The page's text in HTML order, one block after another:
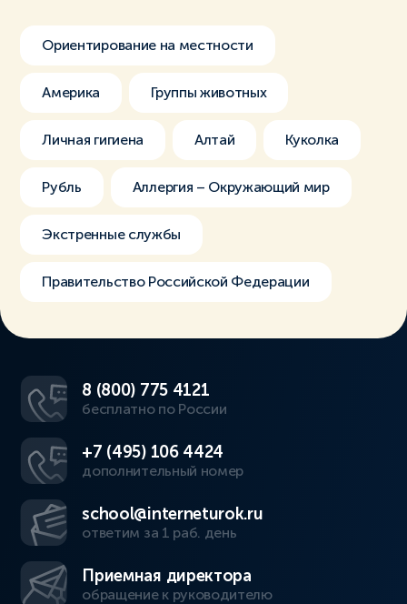
Ориентирование на местности
Америка Группы животных
Личная гигиена Алтай Куколка
Рубль Аллергия – Окружающий мир
Экстренные службы
Правительство Российской Федерации
8 (800) 775 4121
бесплатно по России
+7 (495) 106 4424
дополнительный номер
school@interneturok.ru
ответим за 1 раб. день
Приемная директора
обращение к руководителю